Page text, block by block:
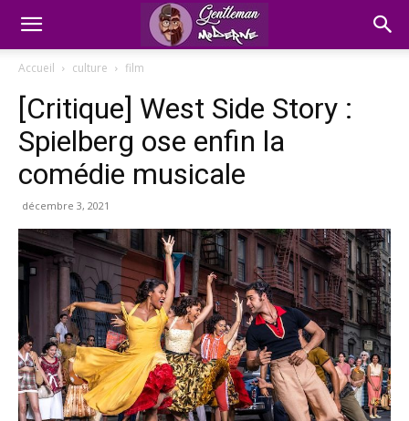
Accueil culture film
[Critique] West Side Story :
Spielberg ose enfin la
comédie musicale
décembre 3, 2021